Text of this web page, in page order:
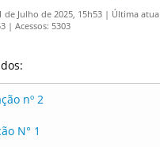
de Julho de 2025, 15h53 | Última
| Acessos: 5303
nº 2
N° 1